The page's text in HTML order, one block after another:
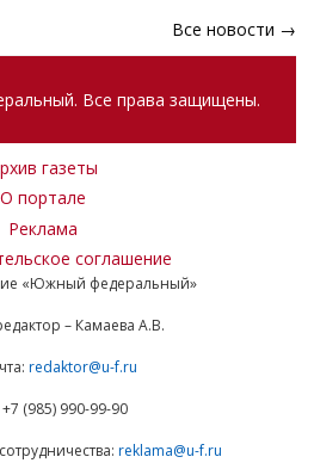
Все новости →
Все права защищены.
газеты
О портале
Реклама
соглашение
«Южный федеральный»
– Камаева А.В.
redaktor@u-f.ru
(985) 990-99-90
reklama@u-f.ru